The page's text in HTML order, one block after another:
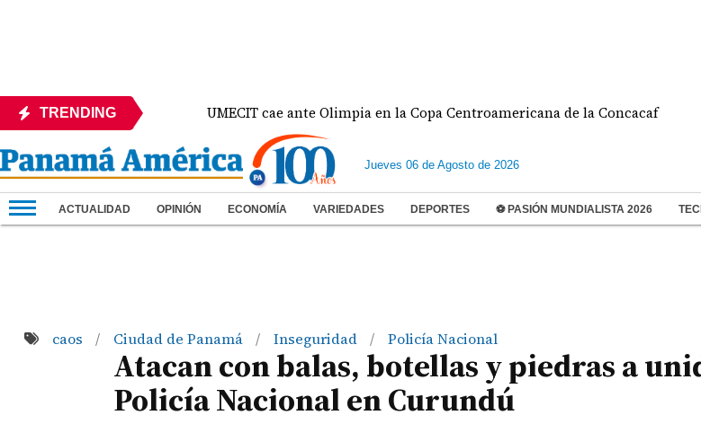
TRENDING
México UMECIT cae ante Olimpia en la Copa Centroamericana de la Concacaf
Jueves 06 de Agosto de 2026
ACTUALIDAD OPINIÓN ECONOMÍA VARIEDADES DEPORTES ⚽ PASIÓN MUNDIALISTA 2026
caos / Ciudad de Panamá / Inseguridad / Policía Nacional
Atacan con balas, botellas y piedras a
Policía Nacional en Curundú